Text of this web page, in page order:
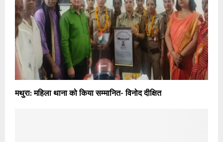
मथुरा: महिला थाना को किया सम्मानित- विनोद दीक्षित